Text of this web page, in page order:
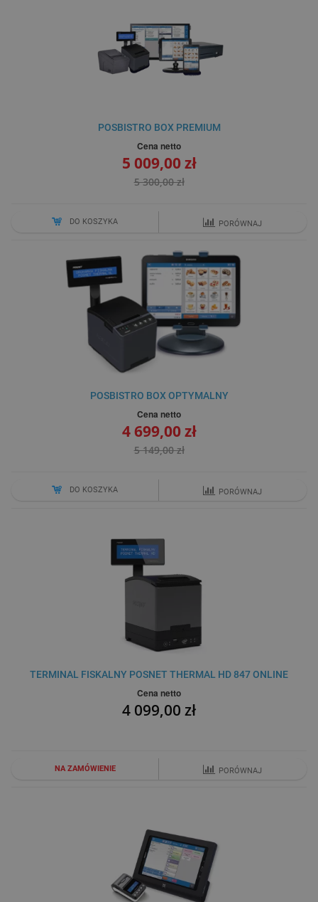
POSBISTRO BOX PREMIUM
Cena netto
5 009,00 zł
5 300,00 zł
DO KOSZYKA PORÓWNAJ
POSBISTRO BOX OPTYMALNY
Cena netto
4 699,00 zł
5 149,00 zł
DO KOSZYKA PORÓWNAJ
TERMINAL FISKALNY POSNET THERMAL HD 847 ONLINE
Cena netto
4 099,00 zł
NA ZAMÓWIENIE PORÓWNAJ